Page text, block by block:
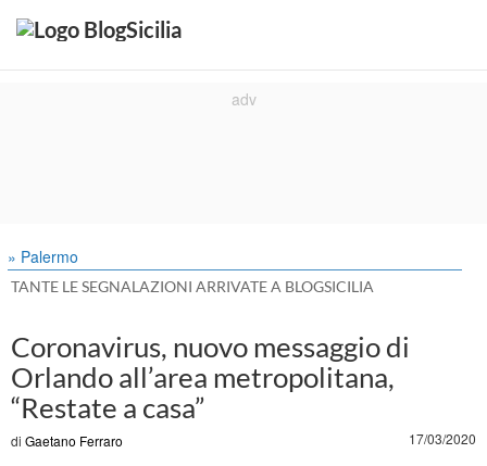
» Palermo
TANTE LE SEGNALAZIONI ARRIVATE A BLOGSICILIA
Coronavirus, nuovo messaggio di
Orlando all’area metropolitana,
“Restate a casa”
di Gaetano Ferraro 17/03/2020